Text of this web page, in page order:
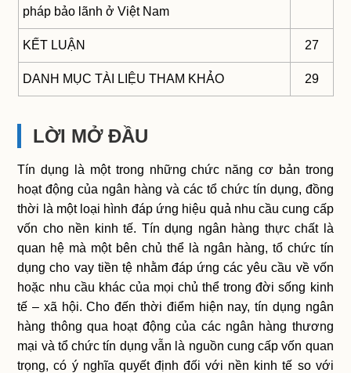
pháp bảo lãnh ở Việt Nam
KẾT LUẬN 27
DANH MỤC TÀI LIỆU THAM KHẢO 29
LỜI MỞ ĐẦU
Tín dụng là một trong những chức năng cơ bản trong
hoạt động của ngân hàng và các tổ chức tín dụng, đồng
thời là một loại hình đáp ứng hiệu quả nhu cầu cung cấp
vốn cho nền kinh tế. Tín dụng ngân hàng thực chất là
quan hệ mà một bên chủ thể là ngân hàng, tổ chức tín
dụng cho vay tiền tệ nhằm đáp ứng các yêu cầu về vốn
hoặc nhu cầu khác của mọi chủ thể trong đời sống kinh
tế – xã hội. Cho đến thời điểm hiện nay, tín dụng ngân
hàng thông qua hoạt động của các ngân hàng thương
mại và tổ chức tín dụng vẫn là nguồn cung cấp vốn quan
trọng, có ý nghĩa quyết định đối với nền kinh tế so với